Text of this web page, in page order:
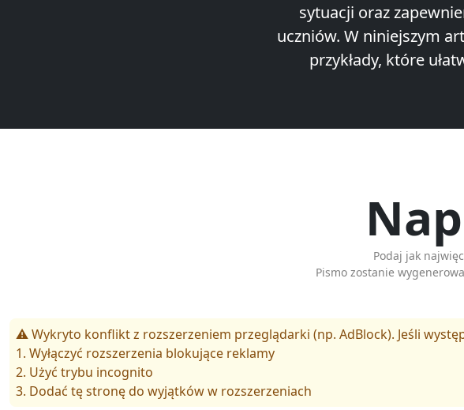
sytuacji oraz
uczniów. W niniejszym
przykłady, które
Podaj jak
Pismo zostanie
⚠️ Wykryto konflikt z rozszerzeniem przeglądarki (np. AdBlock). Jeśli
1. Wyłączyć rozszerzenia blokujące reklamy
2. Użyć trybu incognito
3. Dodać tę stronę do wyjątków w rozszerzeniach